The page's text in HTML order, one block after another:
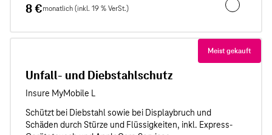
8 €monatlich (inkl. 19 % VerSt.)
Meist gekauft
Unfall- und Diebstahlschutz